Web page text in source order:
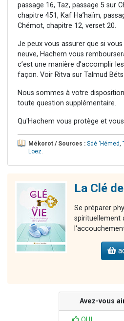
passage 16, Taz, passage 5 sur
chapitre 451, Kaf Ha’haïm,
Chémot, chapitre 12, verset 20.
Je peux vous assurer que si
neuve, Hachem vous
c’est une manière d’accomplir
façon. Voir Ritva sur Talmud
Nous sommes à votre
toute question supplémentaire.
Qu'Hachem vous protège et
Mékorot / Sources : Sdé 'Hémed,
Loez.
La Clé
Se préparer
spirituellement
Avez-vous